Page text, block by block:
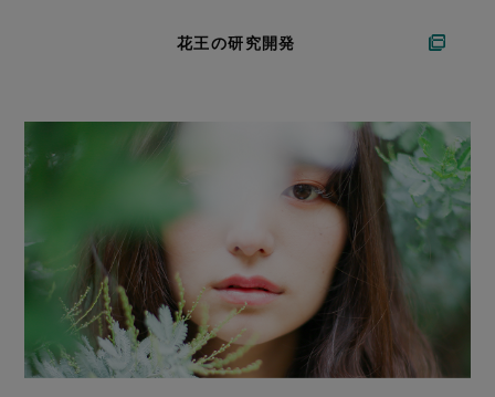
花王の研究開発